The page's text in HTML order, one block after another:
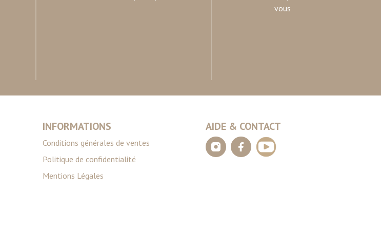
vous
INFORMATIONS
Conditions générales de ventes
Politique de confidentialité
Mentions Légales
AIDE & CONTACT